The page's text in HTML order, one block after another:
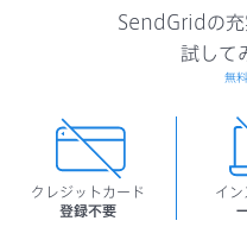
クレジットカード
登録不要
イ
SendGridの充
試して
無